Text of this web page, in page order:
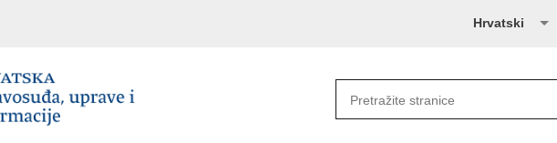
Hrvatski